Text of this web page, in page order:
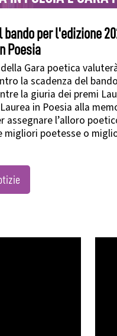
bando per l'edizione
Poesia
Gara poetica
la scadenza del
la giuria dei premi
in Poesia alla
assegnare l’alloro
migliori poetesse o